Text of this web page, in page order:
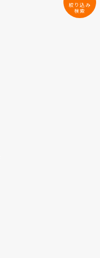
絞り込み
検索